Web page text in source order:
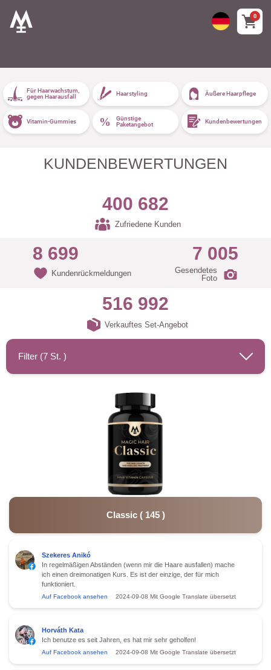
0
Für Haarwachstum,
gegen Haarausfall
Haarstyling Äußere Haarpflege
Vitamin-Gummies
Günstige
Paketangebot
Kundenbewertungen
KUNDENBEWERTUNGEN
400 682
Zufriedene Kunden
8 699
Kundenrückmeldungen
7 005
Gesendetes
Foto
516 992
Verkauftes Set-Angebot
Filter (7 St. )
Classic( 145)
Szekeres Anikó
In regelmäßigen Abständen (wenn mir die Haare ausfallen) mache
ich einen dreimonatigen Kurs. Es ist der einzige, der für mich
funktioniert.
Auf Facebook ansehen 2024-09-08 Mit Google Translate übersetzt
Horváth Kata
Ich benutze es seit Jahren, es hat mir sehr geholfen!
Auf Facebook ansehen 2024-09-08 Mit Google Translate übersetzt